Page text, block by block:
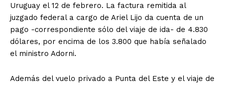
Uruguay el 12 de febrero. La factura remitida al
juzgado federal a cargo de Ariel Lijo da cuenta de un
pago -correspondiente sólo del viaje de ida- de 4.830
dólares, por encima de los 3.800 que había señalado
el ministro Adorni.
Además del vuelo privado a Punta del Este y el viaje de